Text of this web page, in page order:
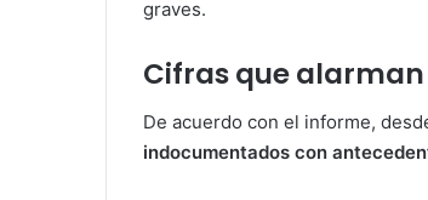
graves.
Cifras que alarman
De acuerdo con el informe,
indocumentados con